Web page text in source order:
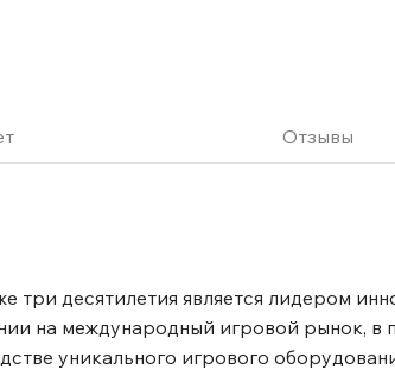
Отзывы
десятилетия является лидером
на международный игровой рынок, в
уникального игрового